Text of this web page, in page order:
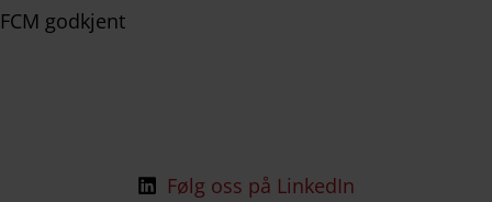
FCM godkjent
Følg oss på LinkedIn